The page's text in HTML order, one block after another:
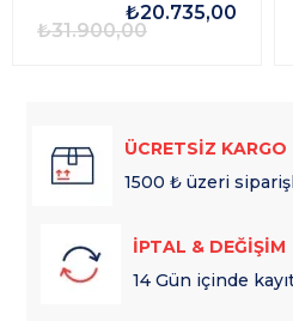
₺20.735,00
₺31.900,00
ÜCRETSİZ KARGO
1500 ₺ üzeri
İPTAL & DEĞİŞİM
14 Gün içinde